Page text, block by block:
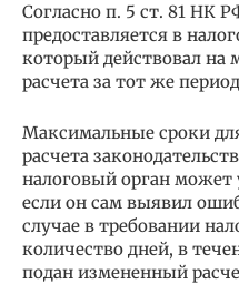
Согласно п. 5 ст. 81 НК
предоставляется в
который действовал на
расчета за тот же
Максимальные сроки
расчета
налоговый орган может
если он сам выявил
случае в требовании
количество дней, в
подан измененный